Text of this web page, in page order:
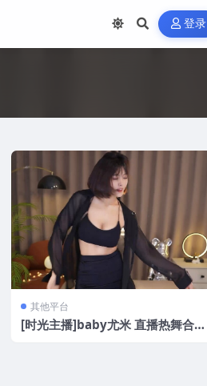
登录
其他平台
[时光主播]baby尤米 直播热舞合集